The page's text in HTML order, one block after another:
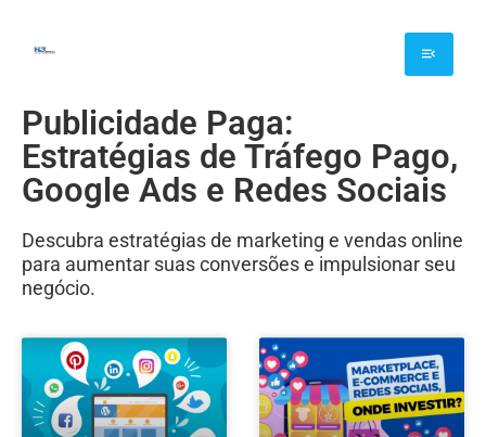
Publicidade Paga:
Estratégias de Tráfego Pago,
Google Ads e Redes Sociais
Descubra estratégias de marketing e vendas online
para aumentar suas conversões e impulsionar seu
negócio.